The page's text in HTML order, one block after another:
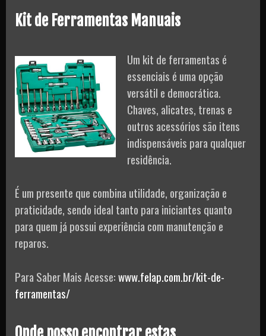
Kit de Ferramentas Manuais
Um kit de ferramentas é
essenciais é uma opção
versátil e democrática.
Chaves, alicates, trenas e
outros acessórios são itens
indispensáveis para qualquer
residência.
É um presente que combina utilidade, organização e
praticidade, sendo ideal tanto para iniciantes quanto
para quem já possui experiência com manutenção e
reparos.
Para Saber Mais Acesse:www.felap.com.br/kit-de-
ferramentas/